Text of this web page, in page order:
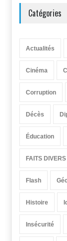
Catégories
Actualités
Cinéma
Corruption
Décès
Éducation
FAITS DIVERS
Flash
Histoire
Insécurité